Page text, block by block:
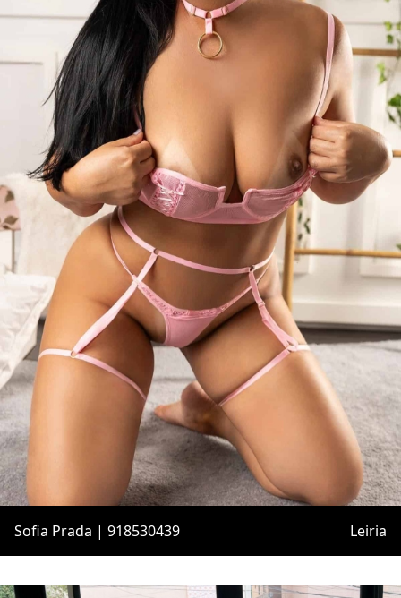
Sofia Prada | 918530439 Leiria